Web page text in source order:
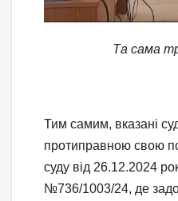
Та сама
Тим самим, вказані
протиправною свою
суду від 26.12.2024
№736/1003/24, де